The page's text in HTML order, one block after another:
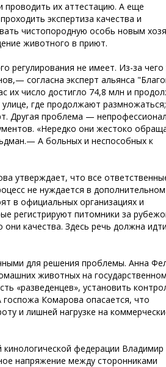
проводить их аттестацию. А еще
экспертиза качества и
чистопородную особь новым
животного в приют.
не имеет. Из-за чего
согласна эксперт альянса
их число достигло 74,8 млн и
где продолжают
Другая проблема —
«Нередко они жестоко
А больных и неспособных к
утверждает, что все
не нуждается в дополнительном
в официальных организациях и
регистрируют питомники за
качества. Здесь речь должна
для решения проблемы. Анна
животных на
«разведенцев», установить
Комарова опасается, что
и лишней нагрузке на
федерации Владимир
напряжение между сторонниками